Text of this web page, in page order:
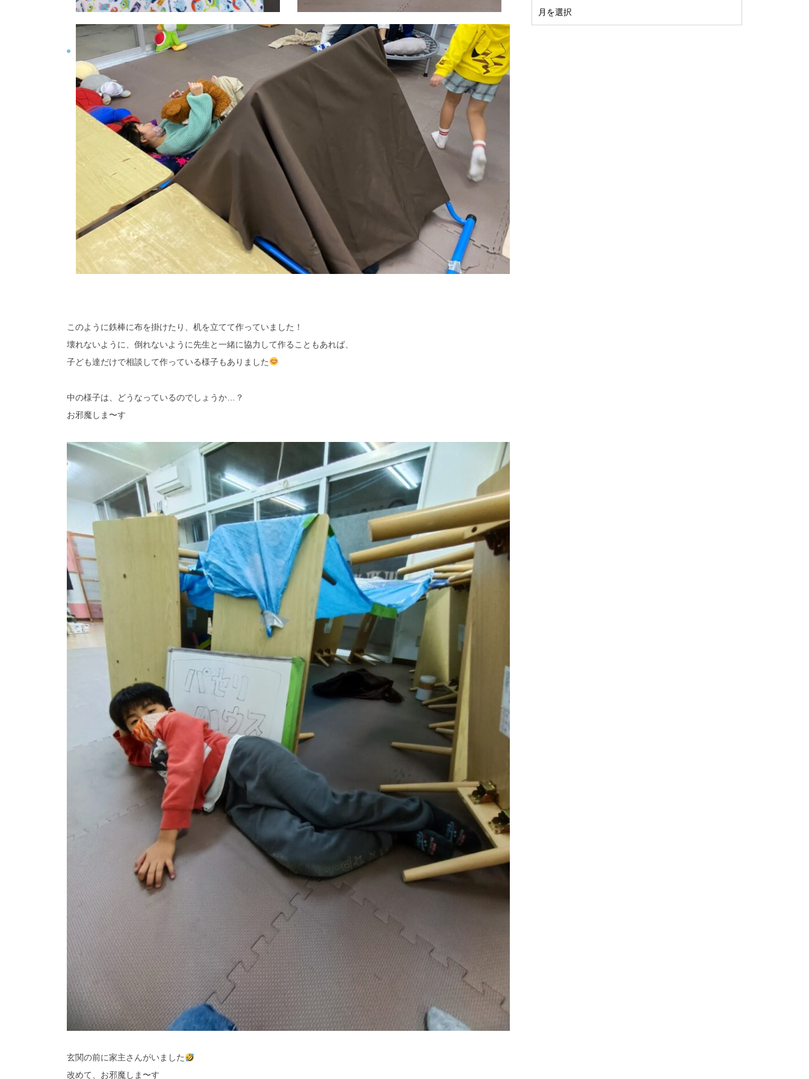
このように鉄棒に布を掛けたり、机を立てて作っていました！
壊れないように、倒れないように先生と一緒に協力して作ることもあれば、
子ども達だけで相談して作っている様子もありました
中の様子は、どうなっているのでしょうか…？
お邪魔しま〜す
玄関の前に家主さんがいました
改めて、お邪魔しま〜す